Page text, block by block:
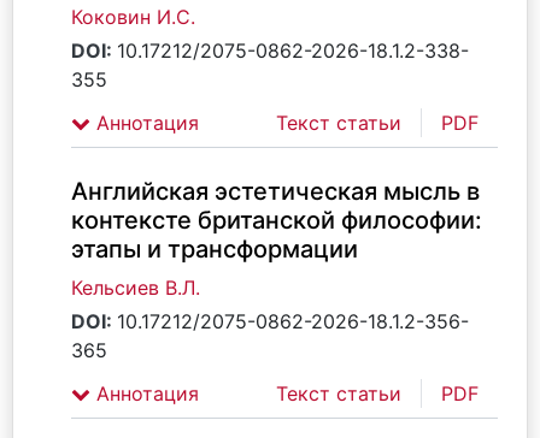
Коковин И.С.
DOI: 10.17212/2075-0862-2026-18.1.2-338-
355
Аннотация
Текст статьи PDF
Английская эстетическая мысль в
контексте британской философии:
этапы и трансформации
Кельсиев В.Л.
DOI: 10.17212/2075-0862-2026-18.1.2-356-
365
Аннотация
Текст статьи PDF